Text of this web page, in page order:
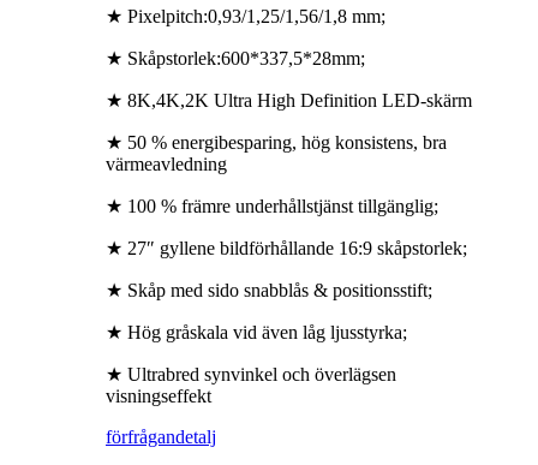
★ Pixelpitch:0,93/1,25/1,56/1,8 mm;
★ Skåpstorlek:600*337,5*28mm;
★ 8K,4K,2K Ultra High Definition LED-skärm
★ 50 % energibesparing, hög konsistens, bra
värmeavledning
★ 100 % främre underhållstjänst tillgänglig;
★ 27″ gyllene bildförhållande 16:9 skåpstorlek;
★ Skåp med sido snabblås & positionsstift;
★ Hög gråskala vid även låg ljusstyrka;
★ Ultrabred synvinkel och överlägsen
visningseffekt
förfrågandetalj